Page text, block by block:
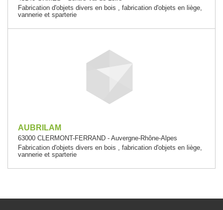
Fabrication d'objets divers en bois , fabrication d'objets en liège,
vannerie et sparterie
AUBRILAM
63000 CLERMONT-FERRAND - Auvergne-Rhône-Alpes
Fabrication d'objets divers en bois , fabrication d'objets en liège,
vannerie et sparterie